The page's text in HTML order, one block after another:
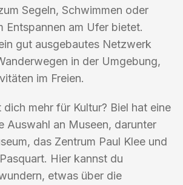
Segeln, Schwimmen oder
Entspannen am Ufer bietet.
gut ausgebautes Netzwerk
in der Umgebung,
im Freien.
dich mehr für Kultur? Biel hat eine
Auswahl an Museen, darunter
das Zentrum Paul Klee und
Hier kannst du
etwas über die